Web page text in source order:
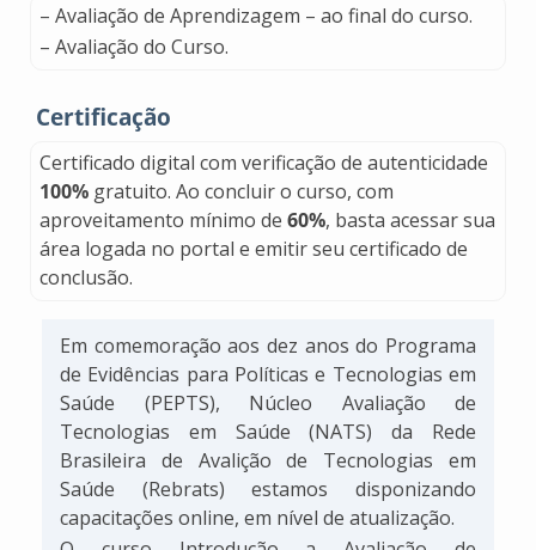
– Avaliação de Aprendizagem – ao final do curso.
– Avaliação do Curso.
Certificação
Certificado digital com verificação de autenticidade
100% gratuito. Ao concluir o curso, com
aproveitamento mínimo de 60%, basta acessar sua
área logada no portal e emitir seu certificado de
conclusão.
Em comemoração aos dez anos do Programa
de Evidências para Políticas e Tecnologias em
Saúde (PEPTS), Núcleo Avaliação de
Tecnologias em Saúde (NATS) da Rede
Brasileira de Avalição de Tecnologias em
Saúde (Rebrats) estamos disponizando
capacitações online, em nível de atualização.